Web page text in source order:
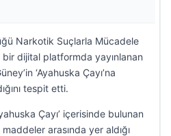
Narkotik Suçlarla Mücadele
dijital platformda yayınlanan
‘Ayahuska Çayı’na
tespit etti.
Çayı’ içerisinde bulunan
arasında yer aldığı